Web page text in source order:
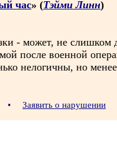
час» (Тэйми Линн)
- может, не
после военной
нелогичны, но
• Заявить о нарушении